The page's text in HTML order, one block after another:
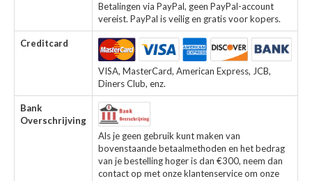
Betalingen via PayPal, geen PayPal-account
vereist. PayPal is veilig en gratis voor kopers.
Creditcard
VISA, MasterCard, American Express, JCB,
Diners Club, enz.
Bank
Overschrijving
Als je geen gebruik kunt maken van
bovenstaande betaalmethoden en het bedrag
van je bestelling hoger is dan €300, neem dan
contact op met onze klantenservice om onze